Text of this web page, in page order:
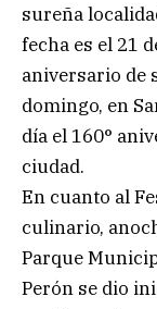
sureña
fecha es el 21
aniversario de
domingo, en
día el 160°
ciudad.
En cuanto al
culinario,
Parque
Perón se dio